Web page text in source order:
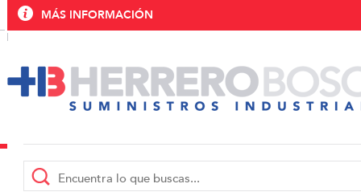
MÁS INFORMACIÓN